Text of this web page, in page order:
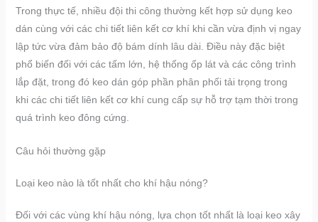
Trong thực tế, nhiều đội thi công thường kết hợp sử dụng keo
dán cùng với các chi tiết liên kết cơ khí khi cần vừa định vị ngay
lập tức vừa đảm bảo độ bám dính lâu dài. Điều này đặc biệt
phổ biến đối với các tấm lớn, hệ thống ốp lát và các công trình
lắp đặt, trong đó keo dán góp phần phân phối tải trọng trong
khi các chi tiết liên kết cơ khí cung cấp sự hỗ trợ tạm thời trong
quá trình keo đông cứng.
Câu hỏi thường gặp
Loại keo nào là tốt nhất cho khí hậu nóng?
Đối với các vùng khí hậu nóng, lựa chọn tốt nhất là loại keo xây